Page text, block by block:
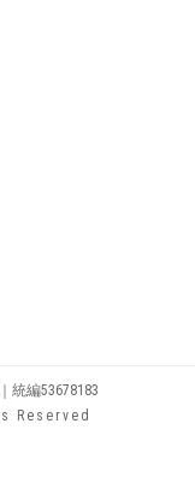
統編53678183
Reserved